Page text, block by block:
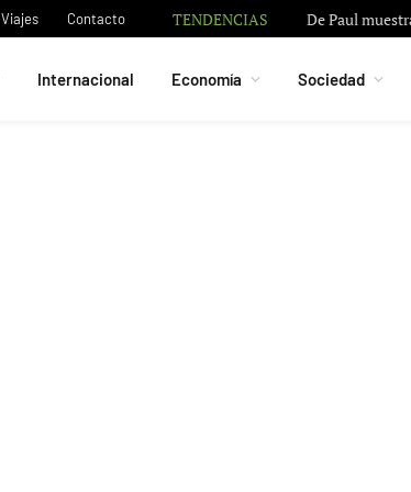
Viajes Contacto TENDENCIAS De Paul
Internacional Economía Sociedad